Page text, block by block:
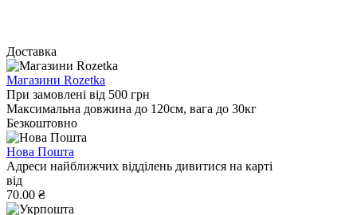
Доставка
Магазини Rozetka
При замовлені від 500 грн
Максимальна довжина до 120см, вага до 30кг
Безкоштовно
Нова Пошта
Адреси найближчих відділень дивитися на карті
від
70.00 ₴